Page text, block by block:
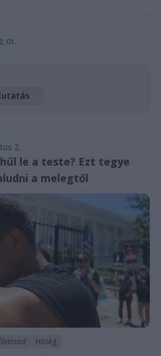
01.
2.
le a teste? Ezt tegye
a melegtől
Hőség